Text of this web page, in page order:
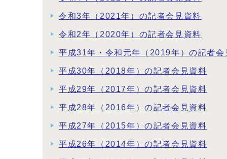
令和3年（2021年）の記者会見資料
令和2年（2020年）の記者会見資料
平成31年・令和元年（2019年）の記者会
平成30年（2018年）の記者会見資料
平成29年（2017年）の記者会見資料
平成28年（2016年）の記者会見資料
平成27年（2015年）の記者会見資料
平成26年（2014年）の記者会見資料